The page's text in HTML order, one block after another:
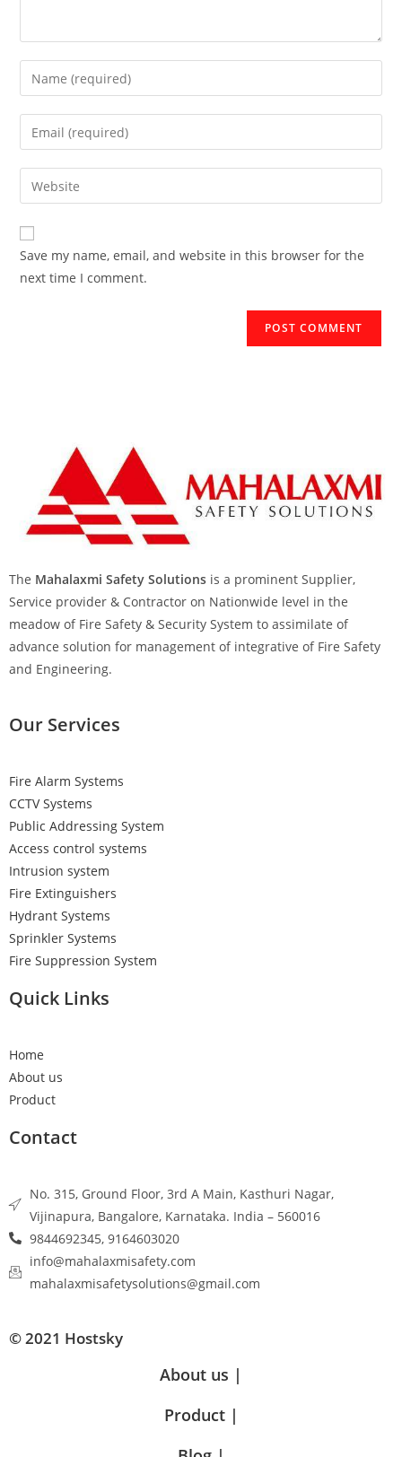
Save my name, email, and website in this browser for the
next time I comment.
The Mahalaxmi Safety Solutions is a prominent Supplier,
Service provider & Contractor on Nationwide level in the
meadow of Fire Safety & Security System to assimilate of
advance solution for management of integrative of Fire Safety
and Engineering.
Our Services
Fire Alarm Systems
CCTV Systems
Public Addressing System
Access control systems
Intrusion system
Fire Extinguishers
Hydrant Systems
Sprinkler Systems
Fire Suppression System
Quick Links
Home
About us
Product
Contact
No. 315, Ground Floor, 3rd A Main, Kasthuri Nagar,
Vijinapura, Bangalore, Karnataka. India – 560016
9844692345, 9164603020
info@mahalaxmisafety.com
mahalaxmisafetysolutions@gmail.com
© 2021 Hostsky
About us |
Product |